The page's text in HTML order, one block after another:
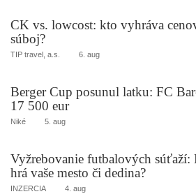
CK vs. lowcost: kto vyhráva
súboj?
TIP travel, a.s. 6. aug
Berger Cup posunul latku: FC
17 500 eur
Niké 5. aug
Vyžrebovanie futbalových súťaží:
hrá vaše mesto či dedina?
INZERCIA 4. aug